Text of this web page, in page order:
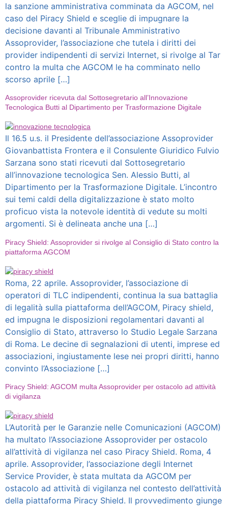
la sanzione amministrativa comminata da AGCOM, nel
caso del Piracy Shield e sceglie di impugnare la
decisione davanti al Tribunale Amministrativo
Assoprovider, l’associazione che tutela i diritti dei
provider indipendenti di servizi Internet, si rivolge al Tar
contro la multa che AGCOM le ha comminato nello
scorso aprile […]
Assoprovider ricevuta dal Sottosegretario all’Innovazione
Tecnologica Butti al Dipartimento per Trasformazione Digitale
Il 16.5 u.s. il Presidente dell’associazione Assoprovider
Giovanbattista Frontera e il Consulente Giuridico Fulvio
Sarzana sono stati ricevuti dal Sottosegretario
all’innovazione tecnologica Sen. Alessio Butti, al
Dipartimento per la Trasformazione Digitale. L’incontro
sui temi caldi della digitalizzazione è stato molto
proficuo vista la notevole identità di vedute su molti
argomenti. Si è delineata anche una […]
Piracy Shield: Assoprovider si rivolge al Consiglio di Stato contro la
piattaforma AGCOM
Roma, 22 aprile. Assoprovider, l’associazione di
operatori di TLC indipendenti, continua la sua battaglia
di legalità sulla piattaforma dell’AGCOM, Piracy shield,
ed impugna le disposizioni regolamentari davanti al
Consiglio di Stato, attraverso lo Studio Legale Sarzana
di Roma. Le decine di segnalazioni di utenti, imprese ed
associazioni, ingiustamente lese nei propri diritti, hanno
convinto l’Associazione […]
Piracy Shield: AGCOM multa Assoprovider per ostacolo ad attività
di vigilanza
L’Autorità per le Garanzie nelle Comunicazioni (AGCOM)
ha multato l’Associazione Assoprovider per ostacolo
all’attività di vigilanza nel caso Piracy Shield. Roma, 4
aprile. Assoprovider, l’associazione degli Internet
Service Provider, è stata multata da AGCOM per
ostacolo ad attività di vigilanza nel contesto dell’attività
della piattaforma Piracy Shield. Il provvedimento giunge